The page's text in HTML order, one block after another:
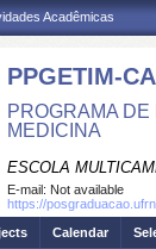
Acadêmicas
PPGETIM-
PROGRAMA
MEDICINA
ESCOLA
E-mail: Not available
https://
Calendar